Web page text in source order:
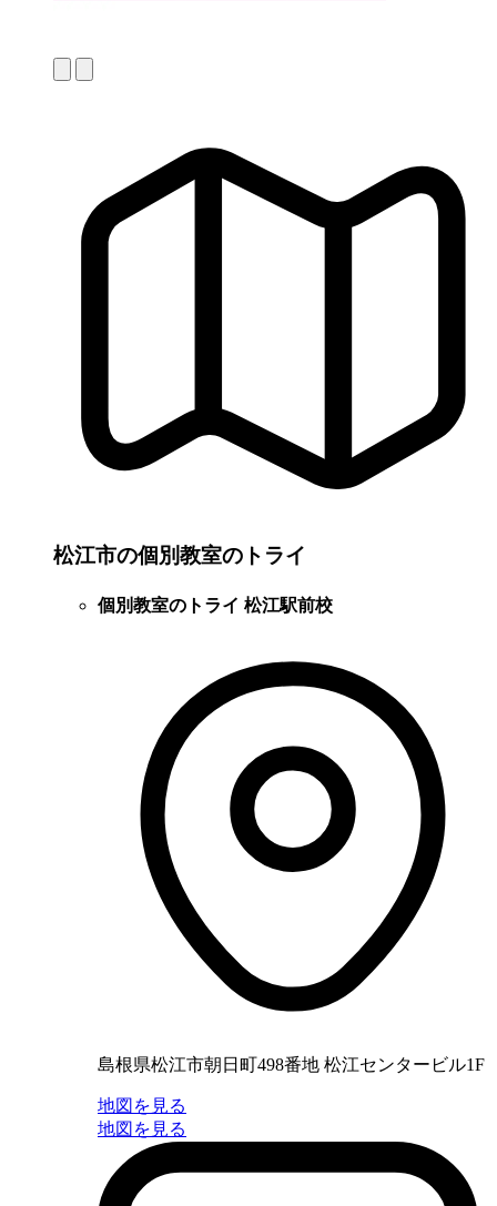
松江市の個別教室のトライ
個別教室のトライ 松江駅前校
島根県松江市朝日町498番地 松江センタービル1F
地図を見る
地図を見る